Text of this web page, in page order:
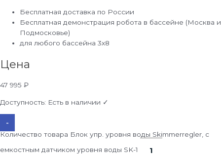
Бесплатная доставка по России
Бесплатная демонстрация робота в бассейне (Москва и
Подмосковье)
для любого бассейна 3х8
Цена
47 995 ₽
Доступность: Есть в наличии ✓
-
Количество товара Блок упр. уровня воды Skimmerregler, с
емкостным датчиком уровня воды SK-1